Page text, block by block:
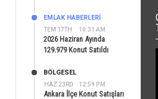
TEM 17TH 10:31 AM
EMLAK HABERLERI
2026 Haziran Ayında
129.979 Konut Satıldı
HAZ 23RD 12:59 PM
BÖLGESEL
Ankara İlçe Konut Satışları